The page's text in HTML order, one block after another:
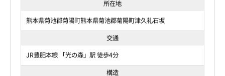
所在地
熊本県菊池郡菊陽町熊本県菊池郡菊陽町津久礼石坂
交通
JR豊肥本線 「光の森」駅 徒歩4分
構造